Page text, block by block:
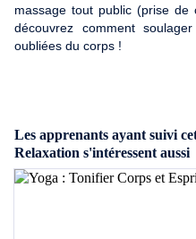
massage tout public (prise de
découvrez comment
oubliées du corps !
Les apprenants ayant suivi
Relaxation s'intéressent aussi